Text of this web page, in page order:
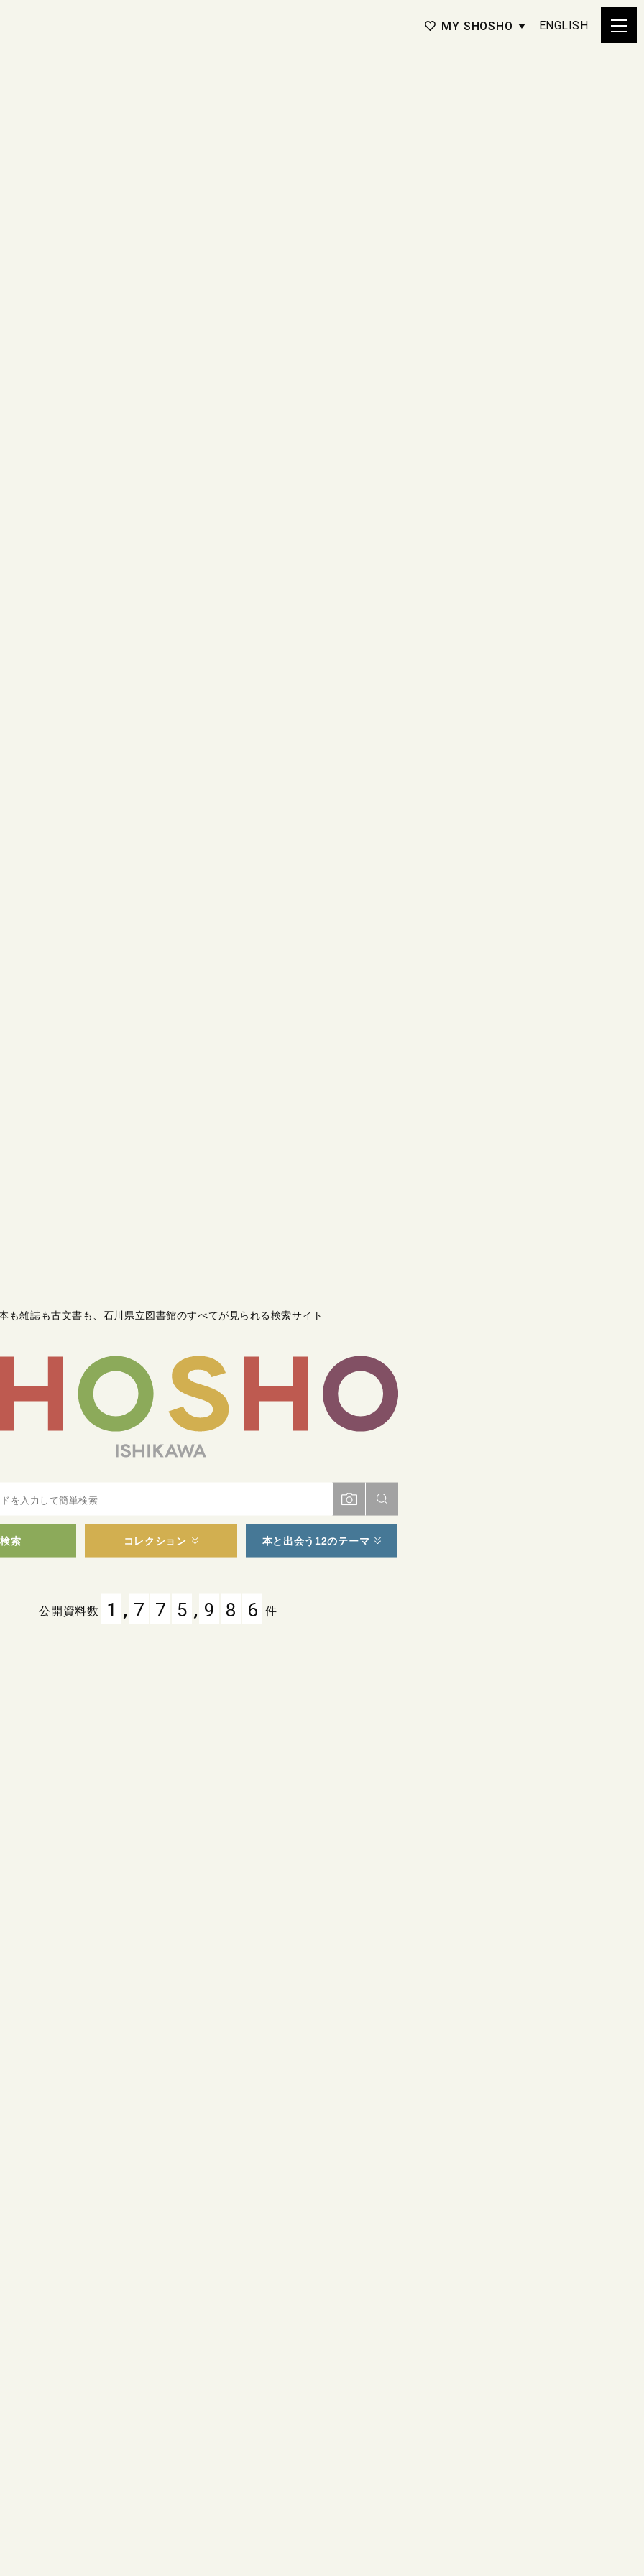
MY SHOSHO ENGLISH
も雑誌も古文書も 石川県立図書館のすべてが見られる検索サイト
索 コレクション 本と出会う12のテーマ
公開資料数 1 , 7 7 5 , 9 8 6 件